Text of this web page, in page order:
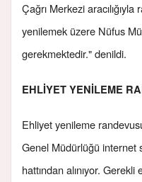
Çağrı Merkezi
yenilemek üzere Nüfus
gerekmektedir." denildi.
EHLİYET YENİLEME
Ehliyet yenileme
Genel Müdürlüğü internet
hattından alınıyor.